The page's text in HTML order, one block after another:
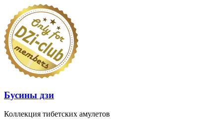
Перейти
содержимому
Бусины дзи
Коллекция тибетских амулетов